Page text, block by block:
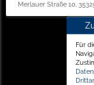
Merlauer Straße 10,
Für